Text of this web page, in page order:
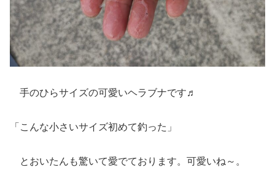
手のひらサイズの可愛いヘラブナです♬
「こんな小さいサイズ初めて釣った」
とおいたんも驚いて愛でております。可愛いね～。